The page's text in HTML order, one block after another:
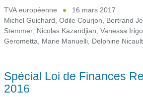
TVA européenne
16 mars 2017
Michel Guichard, Odile Courjon, Bertrand
Stemmer, Nicolas Kazandjian, Vanessa
Gerometta, Marie Manuelli, Delphine Nicault
Spécial Loi de Finances
2016